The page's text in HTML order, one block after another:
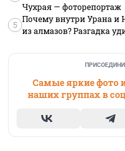
Чухрая — фоторепортаж
5
Почему внутри Урана и
из алмазов? Разгадка
Самые яркие фото
наших группах в